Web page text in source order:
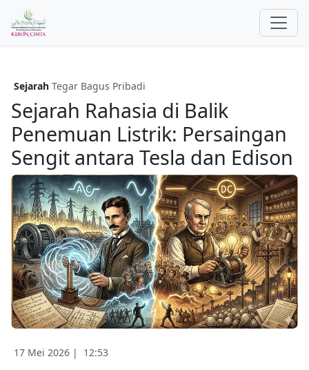
Sejarah Tegar Bagus Pribadi
Sejarah Rahasia di Balik
Penemuan Listrik: Persaingan
Sengit antara Tesla dan Edison
17 Mei 2026 | 12:53